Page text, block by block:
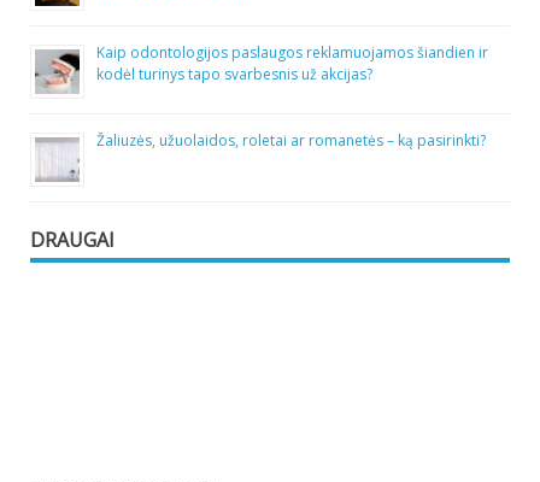
Kaip odontologijos paslaugos reklamuojamos šiandien ir
kodėl turinys tapo svarbesnis už akcijas?
Žaliuzės, užuolaidos, roletai ar romanetės – ką pasirinkti?
DRAUGAI